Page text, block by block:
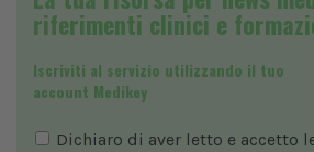
riferimenti clinici e
Iscriviti al servizio utilizzando il tuo
account Medikey
Dichiaro di aver letto e accetto